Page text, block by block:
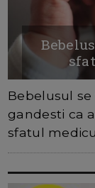
Bebelusul
gandesti ca
sfatul